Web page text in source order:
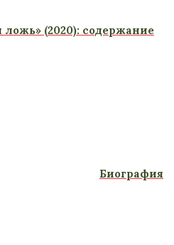
ложь» (2020): содержание
Биография